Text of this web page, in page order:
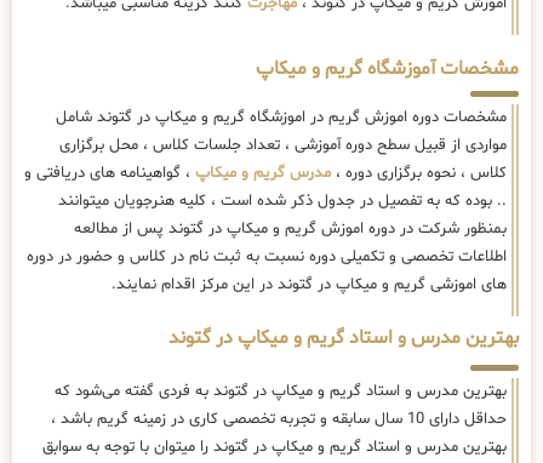
مشخصات آموزشگاه گریم و میکاپ
مشخصات دوره اموزش گریم در اموزشگاه گریم و میکاپ در گتوند شامل
مواردی از قبیل سطح دوره آموزشی ، تعداد جلسات کلاس ، محل برگزاری
کلاس ، نحوه برگزاری دوره ، مدرس گریم و میکاپ ، گواهینامه های دریافتی و
.. بوده که به تفصیل در جدول ذکر شده است ، کلیه هنرجویان میتوانند
بمنظور شرکت در دوره اموزش گریم و میکاپ در گتوند پس از مطالعه
اطلاعات تخصصی و تکمیلی دوره نسبت به ثبت نام در کلاس و حضور در دوره
های اموزشی گریم و میکاپ در گتوند در این مرکز اقدام نمایند.
بهترین مدرس و استاد گریم و میکاپ در گتوند
بهترین مدرس و استاد گریم و میکاپ در گتوند به فردی گفته می‌شود که
حداقل دارای 10 سال سابقه و تجربه تخصصی کاری در زمینه گریم باشد ،
بهترین مدرس و استاد گریم و میکاپ در گتوند را میتوان با توجه به سوابق